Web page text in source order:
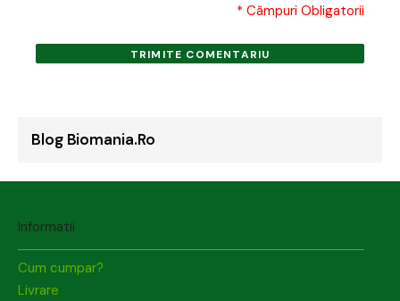
* Câmpuri Obligatorii
TRIMITE COMENTARIU
Blog Biomania.ro
Informatii
Cum cumpar?
Livrare